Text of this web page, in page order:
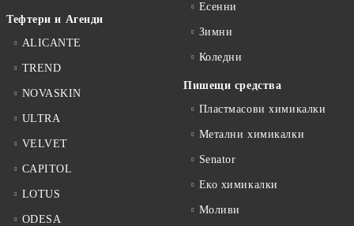
Тефтери и Агенди
ALICANTE
TREND
NOVASKIN
ULTRA
VELVET
CAPITOL
LOTUS
ODESA
Есенни
Зимни
Коледни
Пишещи средства
Пластмасови химикалки
Метални химикалки
Senator
Еко химикалки
Моливи